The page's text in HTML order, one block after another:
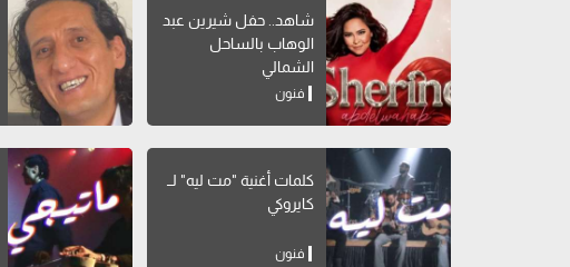
شاهد.. حفل شيرين عبد
الوهاب بالساحل
الشمالي
فنون
كلمات أغنية "مت ليه" لــ
كايروكي
فنون